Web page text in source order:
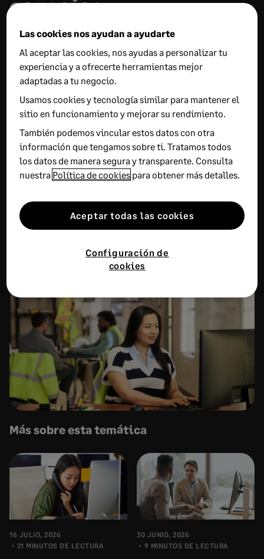
consejos
RECOMENDADO
6 AGOSTO, 2026 9 MINUTOS DE LECTURA
Cierre contable continuo: cómo
evitar errores y trabajar con datos
actualizados
El cierre contable continuo distribuye las revisiones
durante el mes para detectar incidencias antes,
evitar acumulaciones de trabajo y disponer de
información financiera más actualizada. Descubre
qué tareas conviene revisar y cómo adaptar su
frecuencia a cada empresa.
Más sobre esta temática
16 JULIO, 2026
21 MINUTOS DE LECTURA
30 JUNIO, 2026
9 MINUTOS DE LECTURA
Las cookies nos ayudan a ayudarte
Al aceptar las cookies, nos ayudas a personalizar tu
experiencia y a ofrecerte herramientas mejor
adaptadas a tu negocio.
Usamos cookies y tecnología similar para mantener el
sitio en funcionamiento y mejorar su rendimiento.
También podemos vincular estos datos con otra
información que tengamos sobre ti. Tratamos todos
los datos de manera segura y transparente. Consulta
nuestra Política de cookies para obtener más detalles.
Configuración de
cookies
Aceptar todas las cookies